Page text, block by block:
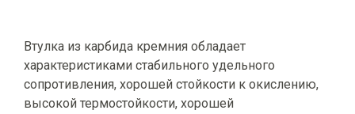
Втулка из карбида кремния обладает
характеристиками стабильного удельного
сопротивления, хорошей стойкости к окислению,
высокой термостойкости, хорошей